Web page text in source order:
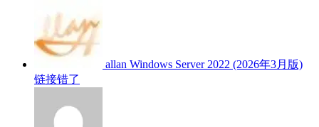
allan Windows Server 2022 (2026年3月版)
链接错了